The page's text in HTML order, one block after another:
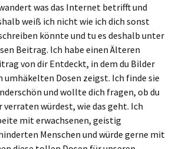
was das Internet betrifft und
weiß ich nicht wie ich dich sonst
könnte und tu es deshalb unter
Beitrag. Ich habe einen Älteren
von dir Entdeckt, in dem du Bilder
umhäkelten Dosen zeigst. Ich finde sie
und wollte dich fragen, ob du
verraten würdest, wie das geht. Ich
mit erwachsenen, geistig
Menschen und würde gerne mit